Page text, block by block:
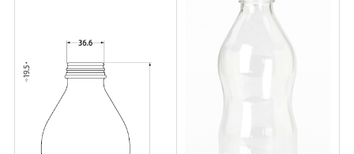
海外事業 Overseas Operations
会社案内 Corporate Outline
お知らせ